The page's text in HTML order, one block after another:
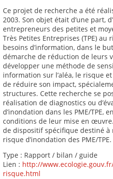
Ce projet de recherche a été
2003. Son objet était d’une part,
entrepreneurs des petites et
Très Petites Entreprises (TPE) au
besoins d’information, dans le
démarche de réduction de leurs
développer une méthode de
information sur l’aléa, le risque
de réduire son impact,
structures. Cette recherche se
réalisation de diagnostics ou
d’inondation dans les PME/TPE,
conditions de leur mise en
de dispositif spécifique destiné
risque d’inondation des PME/TPE.
Type : Rapport / bilan / guide
Lien : http://
risque.html